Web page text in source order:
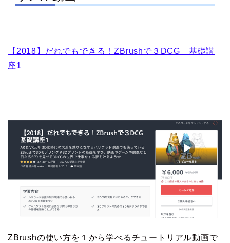
【2018】だれでもできる！ZBrushで３DCG 基礎講
座1
ZBrushの使い方を１から学べるチュートリアル動画で